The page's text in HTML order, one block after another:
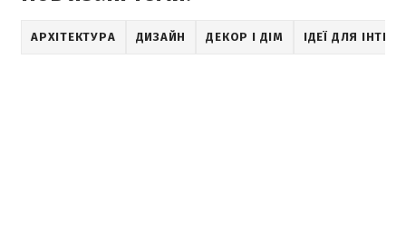
АРХІТЕКТУРА ДИЗАЙН ДЕКОР І ДІМ ІДЕЇ ДЛЯ